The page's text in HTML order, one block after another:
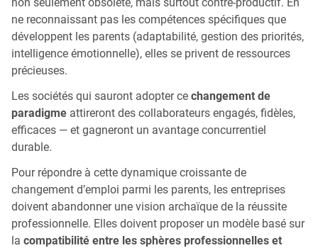
ne reconnaissant pas les compétences spécifiques que
développent les parents (adaptabilité, gestion des priorités,
intelligence émotionnelle), elles se privent de ressources
précieuses.
Les sociétés qui sauront adopter ce changement de
paradigme attireront des collaborateurs engagés, fidèles,
efficaces — et gagneront un avantage concurrentiel
durable.
Pour répondre à cette dynamique croissante de
changement d’emploi parmi les parents, les entreprises
doivent abandonner une vision archaïque de la réussite
professionnelle. Elles doivent proposer un modèle basé sur
la compatibilité entre les sphères professionnelles et